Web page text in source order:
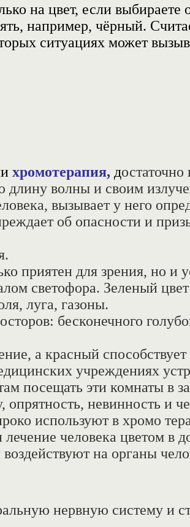
на цвет, если
например, чёрный.
ситуациях может
хромотерапия, д
волны и своим
вызывает у него
об опасности и
приятен для зрения, но
светофора. Зеленый
луга, газоны.
бесконечного
а красный
учреждениях
посещать эти комнаты в
опрятность, невинность и
используют в хромо
человека цветом
на органы
нервную систему и